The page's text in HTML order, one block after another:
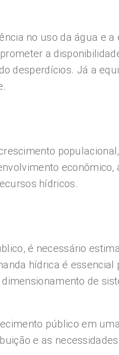
no uso da água e a
a
desperdícios. Já a
hídricos.
é necessário
hídrica é essencial
de
público em
e as